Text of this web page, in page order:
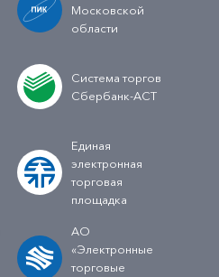
Московской
области
Система торгов
Сбербанк-АСТ
Единая
электронная
торговая
площадка
АО
«Электронные
торговые